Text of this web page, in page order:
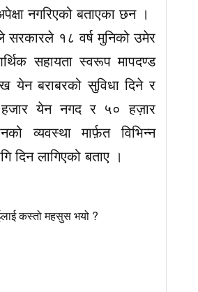
नगरिएको बताएका छन ।
सरकारले १८ वर्ष मुनिको उमेर
सहायता स्वरूप मापदण्ड
येन बराबरको सुविधा दिने र
येन नगद र ५० हज़ार
व्यवस्था मार्फ़त विभिन्न
दिन लागिएको बताए ।
कस्तो महसुस भयो ?